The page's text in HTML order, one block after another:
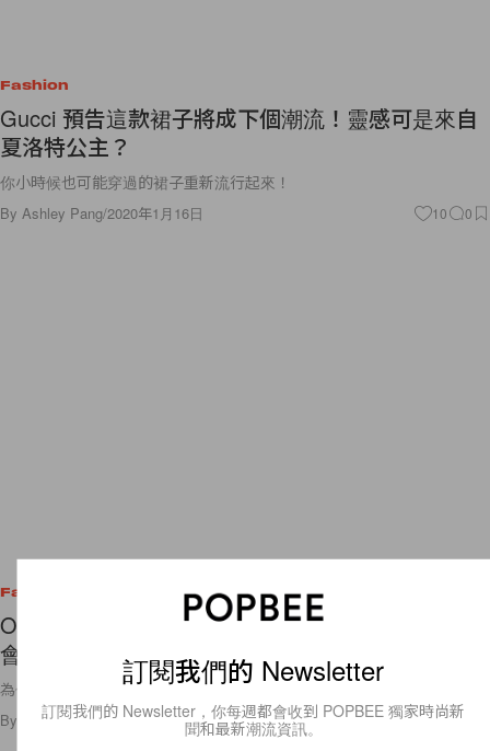
Fashion
Gucci 預告這款裙子將成下個潮流！靈感可是來自
夏洛特公主？
你小時候也可能穿過的裙子重新流行起來！
By Ashley Pang/2020年1月16日 10 0
Fashion
Off-White 母公司傳收購 AMBUSH，潮流圈未來將
會如何發展？
為什麼不少的潮流時尚迷們卻感到很難過？
By Polly Tsai/2020年1月16日 10
訂閱我們的 Newsletter
訂閱我們的 Newsletter，你每週都會收到 POPBEE 獨家時尚新
聞和最新潮流資訊。